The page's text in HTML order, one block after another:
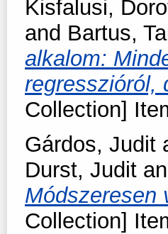
Kisfalusi,
and Bartus,
alkalom:
regresszióról,
Collection]
Gárdos, Judit
Durst, Judit
Módszeresen
Collection]